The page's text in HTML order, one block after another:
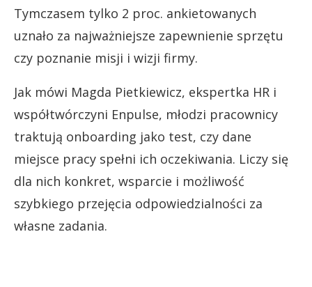
Tymczasem tylko 2 proc. ankietowanych
uznało za najważniejsze zapewnienie sprzętu
czy poznanie misji i wizji firmy.
Jak mówi Magda Pietkiewicz, ekspertka HR i
współtwórczyni Enpulse, młodzi pracownicy
traktują onboarding jako test, czy dane
miejsce pracy spełni ich oczekiwania. Liczy się
dla nich konkret, wsparcie i możliwość
szybkiego przejęcia odpowiedzialności za
własne zadania.